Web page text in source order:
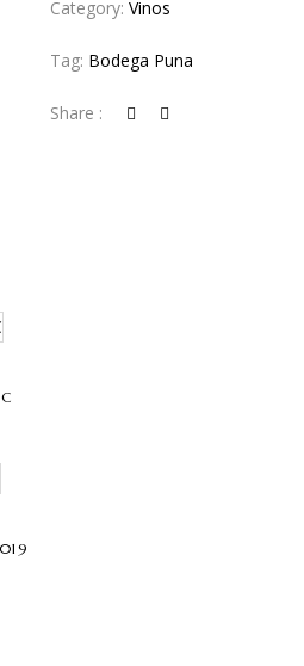
Category:Vinos
Tag: Bodega Puna
Share :